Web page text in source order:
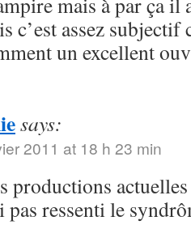
c’est assez
un excellent
says:
2011 at 18 h 23 min
productions
pas ressenti le